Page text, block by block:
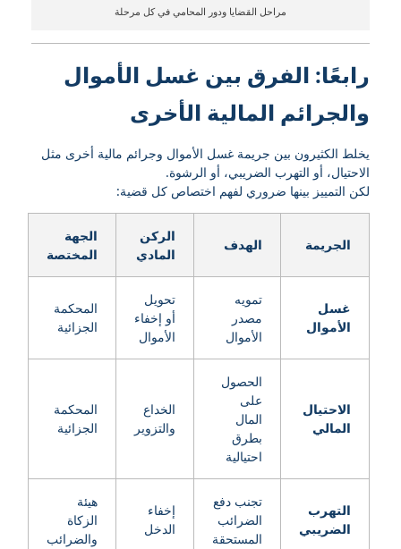
مراحل القضايا ودور المحامي في كل مرحلة
رابعًا: الفرق بين غسل الأموال
والجرائم المالية الأخرى
يخلط الكثيرون بين جريمة غسل الأموال وجرائم مالية أخرى مثل
الاحتيال، أو التهرب الضريبي، أو الرشوة.
لكن التمييز بينها ضروري لفهم اختصاص كل قضية:
الجريمة الهدف
الركن
المادي
الجهة
المختصة
غسل
الأموال
تمويه
مصدر
الأموال
تحويل
أو إخفاء
الأموال
المحكمة
الجزائية
الاحتيال
المالي
الحصول
على
المال
بطرق
احتيالية
الخداع
والتزوير
المحكمة
الجزائية
التهرب
الضريبي
تجنب دفع
الضرائب
المستحقة
إخفاء
الدخل
هيئة
الزكاة
والضرائب